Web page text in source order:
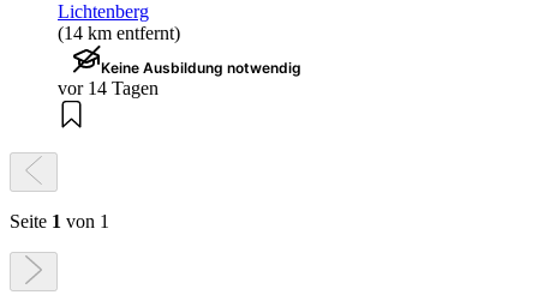
Lichtenberg
(14 km entfernt)
Keine Ausbildung notwendig
vor 14 Tagen
Seite 1 von 1